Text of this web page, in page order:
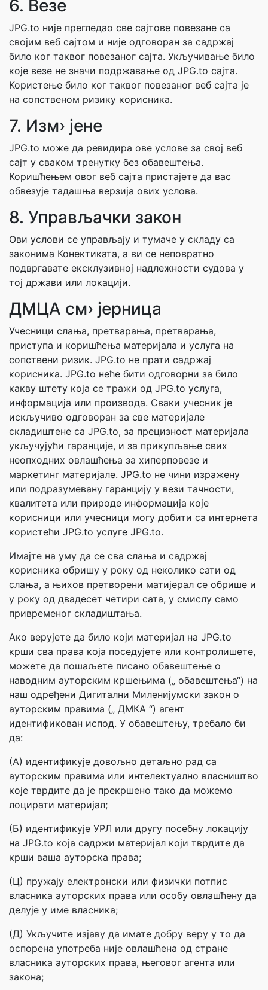
6. Везе
JPG.to није прегледао све сајтове повезане са
својим веб сајтом и није одговоран за садржај
било ког таквог повезаног сајта. Укључивање било
које везе не значи подржавање од JPG.to сајта.
Користење било ког таквог повезаног веб сајта је
на сопственом ризику корисника.
7. Изм› јене
JPG.to може да ревидира ове услове за свој веб
сајт у сваком тренутку без обавештења.
Коришћењем овог веб сајта пристајете да вас
обвезује тадашња верзија ових услова.
8. Управљачки закон
Ови услови се управљају и тумаче у складу са
законима Конектиката, а ви се неповратно
подвргавате ексклузивној надлежности судова у
тој држави или локацији.
ДМЦА см› јерница
Учесници слања, претварања, претварања,
приступа и коришћења материјала и услуга на
сопствени ризик. JPG.to не прати садржај
корисника. JPG.to неће бити одговорни за било
какву штету која се тражи од JPG.to услуга,
информација или производа. Сваки учесник је
искључиво одговоран за све материјале
складиштене са JPG.to, за прецизност материјала
укључујући гаранције, и за прикупљање свих
неопходних овлашћења за хиперповезе и
маркетинг материјале. JPG.to не чини изражену
или подразумевану гаранцију у вези тачности,
квалитета или природе информација које
корисници или учесници могу добити са интернета
користећи JPG.to услуге JPG.to.
Имајте на уму да се сва слања и садржај
корисника обришу у року од неколико сати од
слања, а њихов претворени матијерал се обрише и
у року од двадесет четири сата, у смислу само
привременог складиштања.
Ако верујете да било који материјал на JPG.to
крши сва права која поседујете или контролишете,
можете да пошаљете писано обавештење о
наводним ауторским кршењима („ обавештења“) на
наш одређени Дигитални Миленијумски закон о
ауторским правима („ ДМКА “) агент
идентификован испод. У обавештењу, требало би
да:
(А) идентификује довољно детаљно рад са
ауторским правима или интелектуално власништво
које тврдите да је прекршено тако да можемо
лоцирати материјал;
(Б) идентификује УРЛ или другу посебну локацију
на JPG.to која садржи материјал који тврдите да
крши ваша ауторска права;
(Ц) пружају електронски или физички потпис
власника ауторских права или особу овлашћену да
делује у име власника;
(Д) Укључите изјаву да имате добру веру у то да
оспорена употреба није овлашћена од стране
власника ауторских права, његовог агента или
закона;